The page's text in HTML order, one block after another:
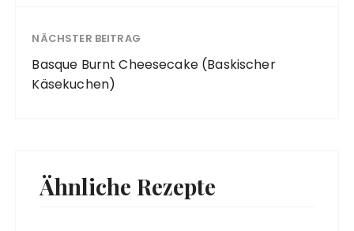
NÄCHSTER BEITRAG
Basque Burnt Cheesecake (Baskischer
Käsekuchen)
Ähnliche Rezepte